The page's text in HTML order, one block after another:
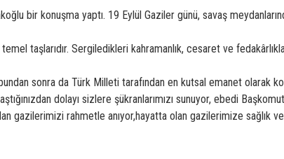
bir konuşma yaptı. 19 Eylül Gaziler günü, savaş
taşlarıdır. Sergiledikleri kahramanlık, cesaret ve
sonra da Türk Milleti tarafından en kutsal emanet olarak
dolayı sizlere şükranlarımızı sunuyor, ebedi
gazilerimizi rahmetle anıyor,hayatta olan gazilerimize sağlık